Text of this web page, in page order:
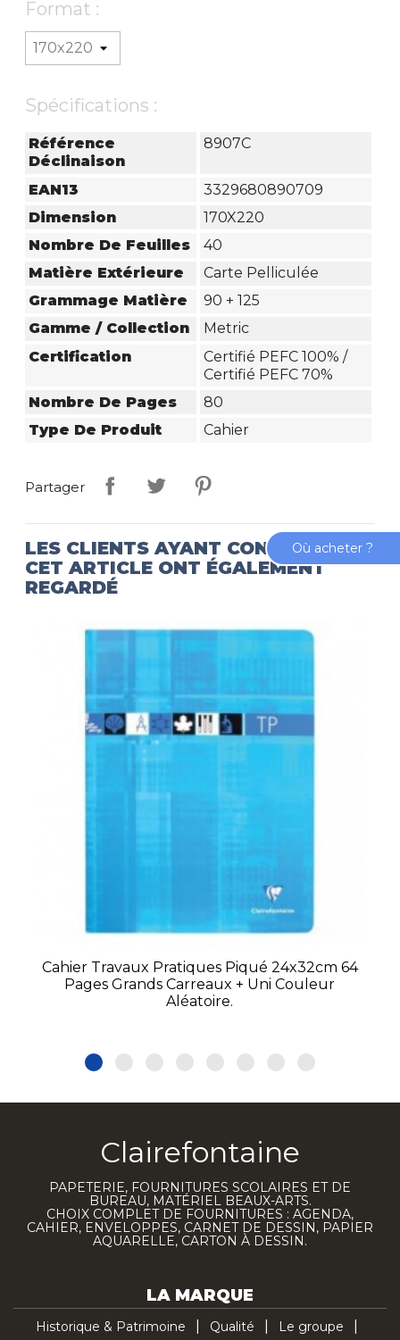
Format :
Spécifications :
Référence
Déclinaison
8907C
EAN13
3329680890709
Dimension
170X220
Nombre De Feuilles
40
Matière Extérieure
Carte Pelliculée
Grammage Matière
90 + 125
Gamme / Collection
Metric
Certification
Certifié PEFC 100% /
Certifié PEFC 70%
Nombre De Pages
80
Type De Produit
Cahier
Partager
LES CLIENTS AYANT CONSULTÉ
CET ARTICLE ONT ÉGALEMENT
REGARDÉ
Cahier Travaux Pratiques Piqué 24x32cm 64
Pages Grands Carreaux + Uni Couleur
Aléatoire.
Clairefontaine
PAPETERIE, FOURNITURES SCOLAIRES ET DE
BUREAU, MATÉRIEL BEAUX-ARTS.
CHOIX COMPLET DE FOURNITURES : AGENDA,
CAHIER, ENVELOPPES, CARNET DE DESSIN, PAPIER
AQUARELLE, CARTON À DESSIN.
LA MARQUE
Historique & Patrimoine Qualité
Le groupe
Où acheter ?